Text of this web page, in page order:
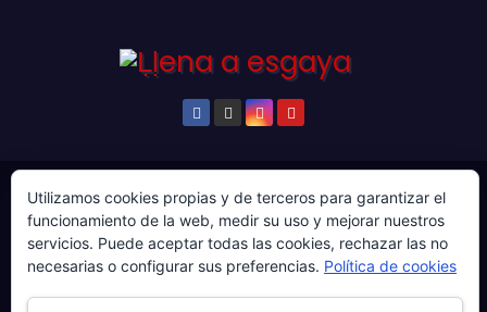
© Copyright 2024. Todos los derechos reservados.
Web gestionada por Producciones Audiovisuales El
Guaje Visuals.
Sobre ‘Ḷḷena a esgaya’ Publicidad Contacto
Utilizamos cookies propias y de terceros para garantizar el
funcionamiento de la web, medir su uso y mejorar nuestros
servicios. Puede aceptar todas las cookies, rechazar las no
necesarias o configurar sus preferencias. Política de cookies